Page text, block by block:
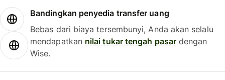
Bandingkan penyedia transfer uang
Bebas dari biaya tersembunyi, Anda akan selalu
mendapatkan nilai tukar tengah pasardengan
Wise.